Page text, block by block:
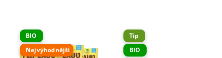
BIO
Nejvýhodnější
Tip
BIO